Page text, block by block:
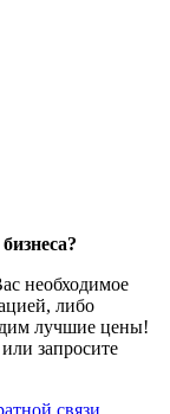
необходимое
либо
лучшие цены!
запросите
связи